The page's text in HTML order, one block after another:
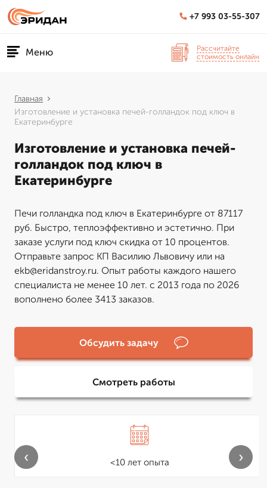
+7 993 03-55-307
Меню
Рассчитайте
стоимость онлайн
Главная
Изготовление и установка печей-голландок под ключ в
Екатеринбурге
Изготовление и установка печей-
голландок под ключ в
Екатеринбурге
Печи голландка под ключ в Екатеринбурге от 87117
руб. Быстро, теплоэффективно и эстетично. При
заказе услуги под ключ скидка от 10 процентов.
Отправьте запрос КП Василию Львовичу или на
ekb@eridanstroy.ru. Опыт работы каждого нашего
специалиста не менее 10 лет. с 2013 года по 2026
вополнено более 3413 заказов.
Обсудить задачу
Смотреть работы
<10 лет опыта
‹ ›